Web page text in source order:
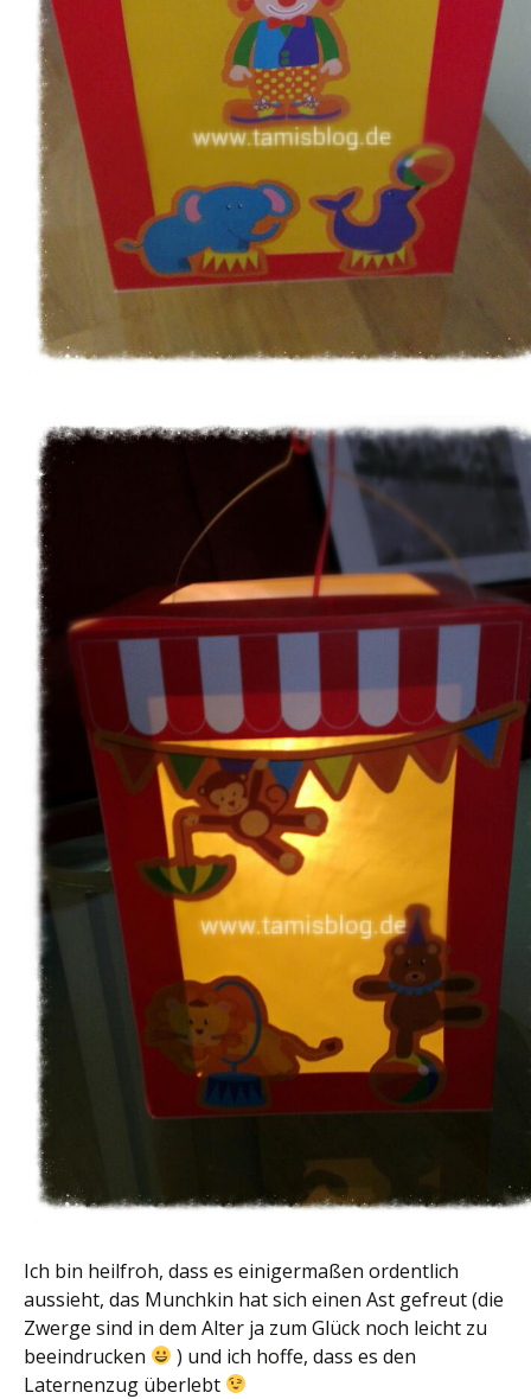
Ich bin heilfroh, dass es einigermaßen ordentlich
aussieht, das Munchkin hat sich einen Ast gefreut (die
Zwerge sind in dem Alter ja zum Glück noch leicht zu
beeindrucken
) und ich hoffe, dass es den
Laternenzug überlebt